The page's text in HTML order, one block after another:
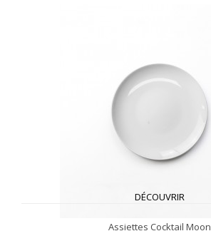
DÉCOUVRIR
Assiettes Cocktail Moon